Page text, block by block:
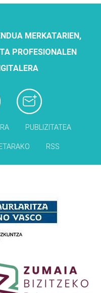
MERKATARIEN,
PROFESIONALEN
PUBLIZITATEA
RSS